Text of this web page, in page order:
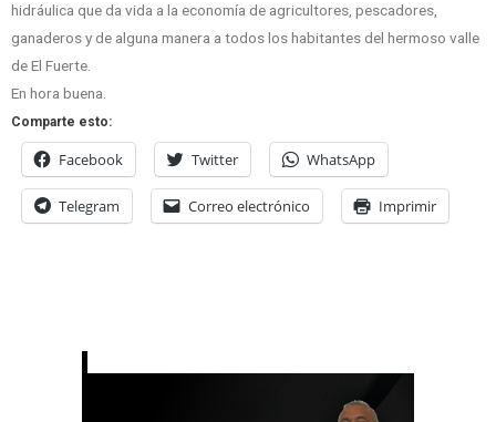
hidráulica que da vida a la economía de agricultores, pescadores,
ganaderos y de alguna manera a todos los habitantes del hermoso valle
de El Fuerte.
En hora buena.
Comparte esto:
Facebook Twitter WhatsApp
Telegram Correo electrónico Imprimir